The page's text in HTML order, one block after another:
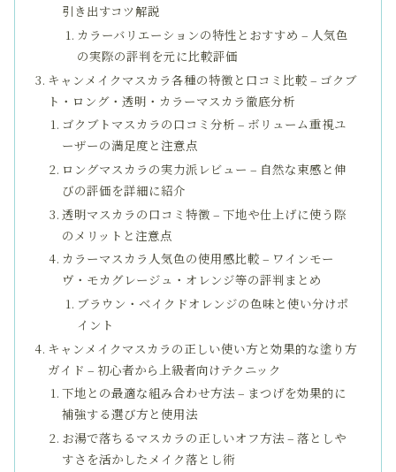
引き出すコツ解説
カラーバリエーションの特性とおすすめ – 人気色
の実際の評判を元に比較評価
キャンメイクマスカラ各種の特徴と口コミ比較 – ゴクブ
ト・ロング・透明・カラーマスカラ徹底分析
ゴクブトマスカラの口コミ分析 – ボリューム重視ユ
ーザーの満足度と注意点
ロングマスカラの実力派レビュー – 自然な束感と伸
びの評価を詳細に紹介
透明マスカラの口コミ特徴 – 下地や仕上げに使う際
のメリットと注意点
カラーマスカラ人気色の使用感比較 – ワインモー
ヴ・モカグレージュ・オレンジ等の評判まとめ
ブラウン・ベイクドオレンジの色味と使い分けポ
イント
キャンメイクマスカラの正しい使い方と効果的な塗り方
ガイド – 初心者から上級者向けテクニック
下地との最適な組み合わせ方法 – まつげを効果的に
補強する選び方と使用法
お湯で落ちるマスカラの正しいオフ方法 – 落としや
すさを活かしたメイク落とし術